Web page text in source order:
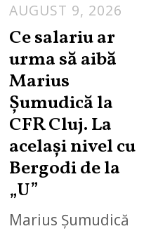
AUGUST 9, 2026
Ce salariu ar
urma să aibă
Marius
Șumudică la
CFR Cluj. La
același nivel cu
Bergodi de la
„U”
Marius Șumudică